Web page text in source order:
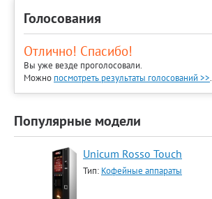
Голосования
Отлично! Спасибо!
Вы уже везде проголосовали.
Можно посмотреть результаты голосований >>.
Популярные модели
Unicum Rosso Touch
Тип: Кофейные аппараты